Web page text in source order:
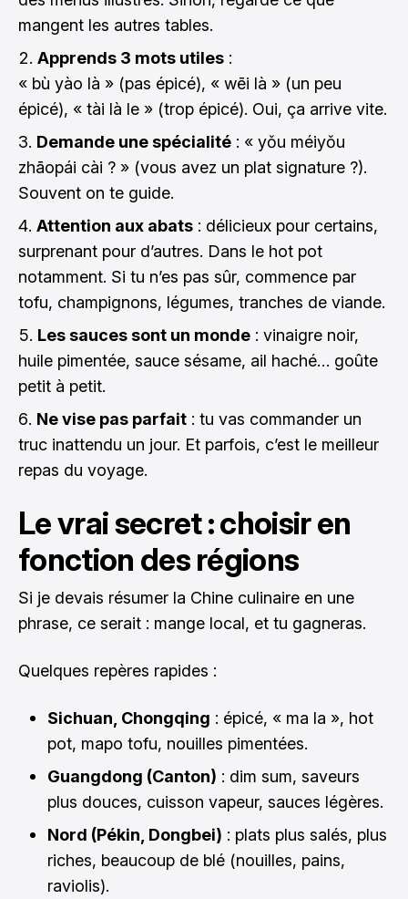
mangent les autres tables.
Apprends 3 mots utiles :
« bù yào là » (pas épicé), « wēi là » (un peu
épicé), « tài là le » (trop épicé). Oui, ça arrive vite.
Demande une spécialité : « yǒu méiyǒu
zhāopái cài ? » (vous avez un plat signature ?).
Souvent on te guide.
Attention aux abats : délicieux pour certains,
surprenant pour d’autres. Dans le hot pot
notamment. Si tu n’es pas sûr, commence par
tofu, champignons, légumes, tranches de viande.
Les sauces sont un monde : vinaigre noir,
huile pimentée, sauce sésame, ail haché… goûte
petit à petit.
Ne vise pas parfait : tu vas commander un
truc inattendu un jour. Et parfois, c’est le meilleur
repas du voyage.
Le vrai secret : choisir en
fonction des régions
Si je devais résumer la Chine culinaire en une
phrase, ce serait : mange local, et tu gagneras.
Quelques repères rapides :
Sichuan, Chongqing : épicé, « ma la », hot
pot, mapo tofu, nouilles pimentées.
Guangdong (Canton) : dim sum, saveurs
plus douces, cuisson vapeur, sauces légères.
Nord (Pékin, Dongbei) : plats plus salés, plus
riches, beaucoup de blé (nouilles, pains,
raviolis).